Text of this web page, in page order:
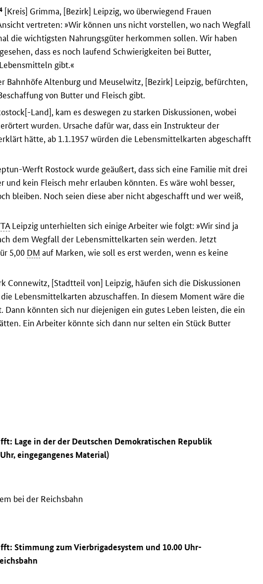
[Kreis] Grimma, [Bezirk] Leipzig, wo überwiegend Frauen
vertreten: »Wir können uns nicht vorstellen, wo nach Wegfall
die wichtigsten Nahrungsgüter herkommen sollen. Wir haben
dass es noch laufend Schwierigkeiten bei Butter,
gibt.«
Bahnhöfe Altenburg und Meuselwitz, [Bezirk] Leipzig, befürchten,
von Butter und Fleisch gibt.
Land], kam es deswegen zu starken Diskussionen, wobei
wurden. Ursache dafür war, dass ein Instrukteur der
hätte, ab 1.1.1957 würden die Lebensmittelkarten abgeschafft
Werft Rostock wurde geäußert, dass sich eine Familie mit drei
und kein Fleisch mehr erlauben könnten. Es wäre wohl besser,
bleiben. Noch seien diese aber nicht abgeschafft und wer weiß,
Leipzig unterhielten sich einige Arbeiter wie folgt: »Wir sind ja
dem Wegfall der Lebensmittelkarten sein werden. Jetzt
5,00 DM auf Marken, wie soll es erst werden, wenn es keine
Connewitz, [Stadtteil von] Leipzig, häufen sich die Diskussionen
Lebensmittelkarten abzuschaffen. In diesem Moment wäre die
Dann könnten sich nur diejenigen ein gutes Leben leisten, die ein
Ein Arbeiter könnte sich dann nur selten ein Stück Butter
Lage in der der Deutschen Demokratischen Republik
eingegangenes Material)
bei der Reichsbahn
Stimmung zum Vierbrigadesystem und 10.00 Uhr-